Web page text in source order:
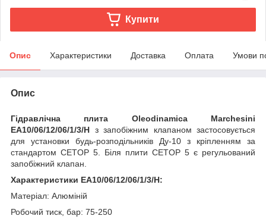
Купити
Опис Характеристики Доставка Оплата Умови
Опис
Гідравлічна плита Oleodinamica Marchesini
EA10/06/12/06/1/3/H з запобіжним клапаном застосовується
для установки будь-розподільників Ду-10 з кріпленням за
стандартом CETOP 5. Біля плити CETOP 5 є регульований
запобіжний клапан.
Характеристики EA10/06/12/06/1/3/H:
Матеріал: Алюміній
Робочий тиск, бар: 75-250